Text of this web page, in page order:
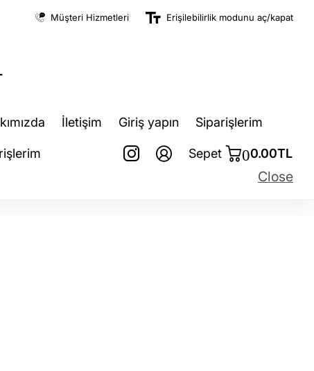
Müşteri Hizmetleri Erişilebilirlik modunu aç/kapat
İletişim Giriş yapın Siparişlerim
Sepet 00.00TL
Close